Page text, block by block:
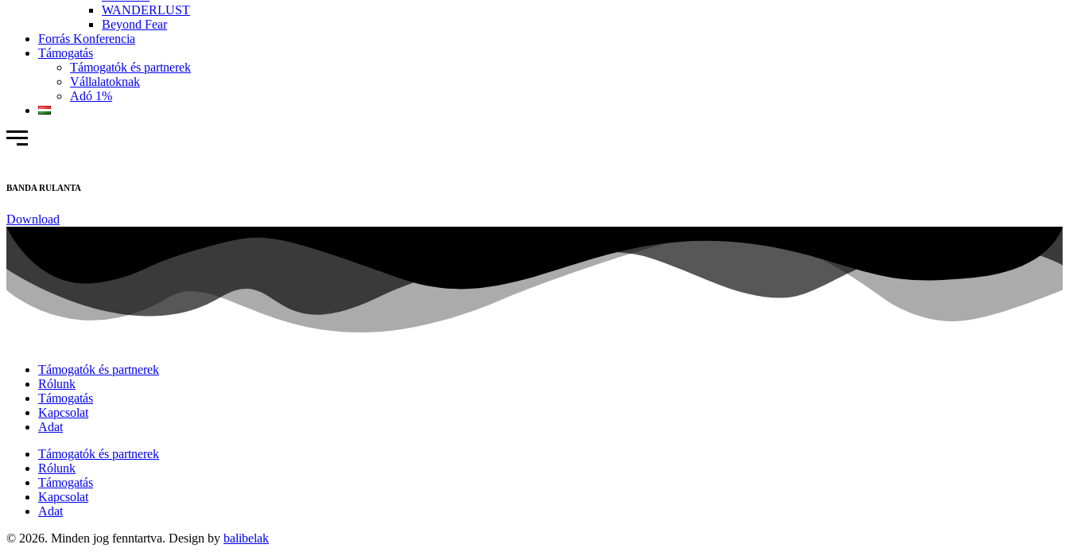
WANDERLUST
Beyond Fear
Forrás Konferencia
Támogatás
Támogatók és partnerek
Vállalatoknak
Adó 1%
BANDA RULANTA
Download
Támogatók és partnerek
Rólunk
Támogatás
Kapcsolat
Adat
Támogatók és partnerek
Rólunk
Támogatás
Kapcsolat
Adat
© 2026. Minden jog fenntartva. Design by balibelak